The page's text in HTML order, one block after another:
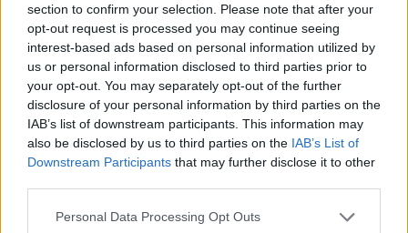
section to confirm your selection. Please note that after your
opt-out request is processed you may continue seeing
interest-based ads based on personal information utilized by
us or personal information disclosed to third parties prior to
your opt-out. You may separately opt-out of the further
disclosure of your personal information by third parties on the
IAB’s list of downstream participants. This information may
also be disclosed by us to third parties on the IAB’s List of
Downstream Participants that may further disclose it to other
Please note that this website/app uses one or more Google
Personal Data Processing Opt Outs
नरम प्रकाशमा जीवन्त हरियो-नीलो आँखाको क्लोज-अप, स्पष्टता,
एकाग्रता र आँखाको स्वास्थ्यको प्रतीक।.
थप जानकारी र उच्च रिजोल्युसनका लागि छविमा क्लिक वा ट्याप
गर्नुहोस्।
आफ्नो खानामा किवी समावेश गर्ने तरिका
किवी स्वस्थ आहारको लागि एक उत्तम विकल्प हो। तिनीहरूले तपाईंको